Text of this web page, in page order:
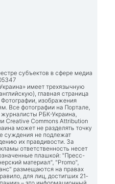
субъектов в сфере медиа
имеет трехязычную
главная страница
Фотографии, изображения
Все фотографии на Портале,
РБК-Украина,
Creative Commons Attribution
может не разделять точку
суждения не подлежат
их правдивости. За
ответственность несет
плашкой: "Пресс-
материал", "Promo",
размещаются на правах
для лиц, достигших 21-